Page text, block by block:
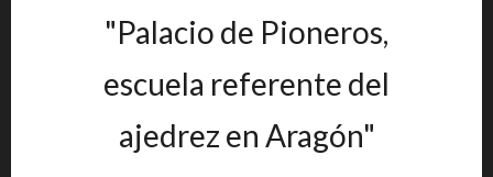
"Palacio de Pioneros,
escuela referente del
ajedrez en Aragón"